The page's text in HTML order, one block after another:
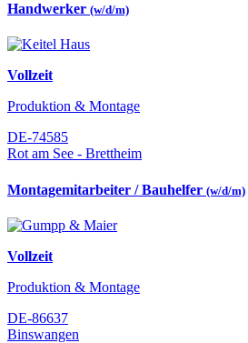
Handwerker (w/d/m)
Vollzeit
Produktion & Montage
DE-74585
Rot am See - Brettheim
Montagemitarbeiter / Bauhelfer (w/d/m)
Vollzeit
Produktion & Montage
DE-86637
Binswangen